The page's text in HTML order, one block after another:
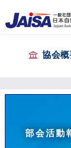
協会
部会活動